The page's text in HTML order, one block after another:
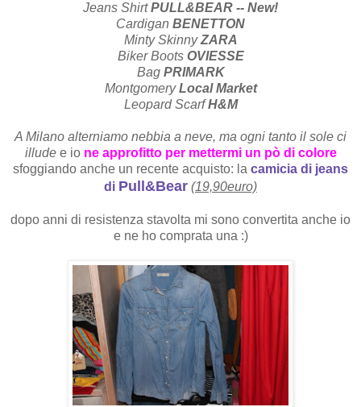
Jeans ShirtPULL&BEAR -- New!
Cardigan BENETTON
Minty SkinnyZARA
Biker Boots OVIESSE
Bag PRIMARK
MontgomeryLocal Market
Leopard ScarfH&M
A Milano alterniamo nebbia a neve, ma ogni tanto il sole ci
illudee io ne approfitto per mettermi un pò di colore
sfoggiando anche un recente acquisto: la camicia di jeans
di Pull&Bear (19,90euro)
dopo anni di resistenza stavolta mi sono convertita anche io
e ne ho comprata una :)